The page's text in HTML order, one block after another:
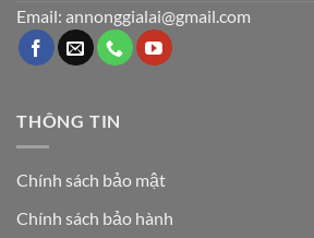
Email: annonggialai@gmail.com
THÔNG TIN
Chính sách bảo mật
Chính sách bảo hành